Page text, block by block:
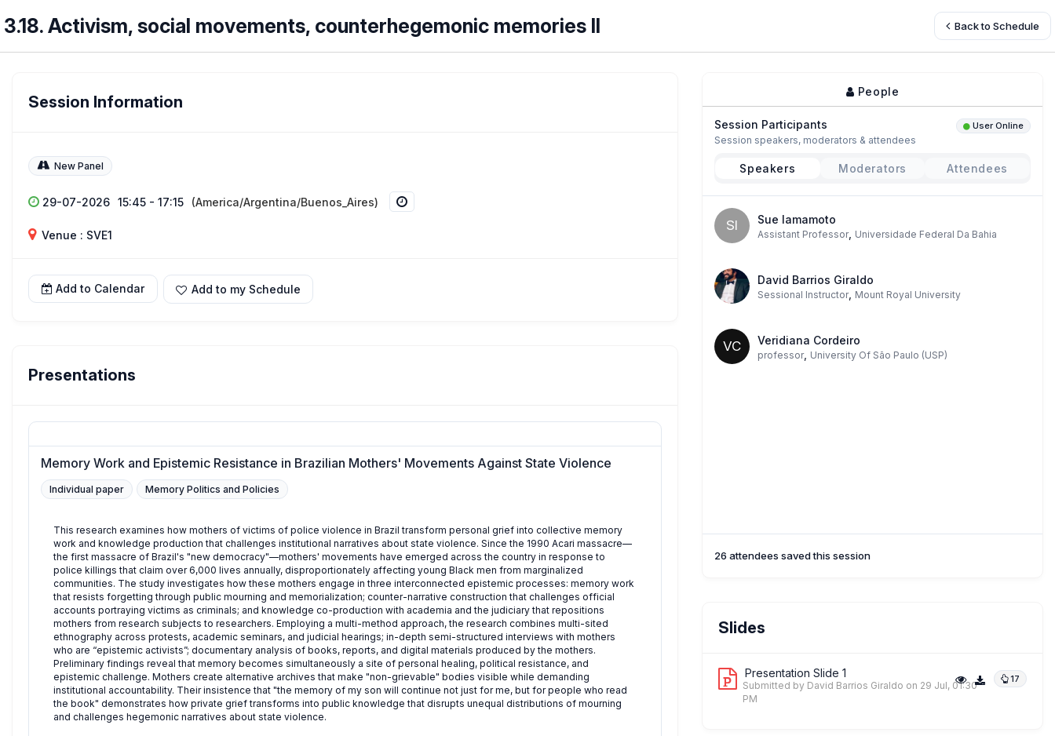
3.18. Activism, social movements, counterhegemonic memories II Back to Schedule
Session Information
New Panel
29-07-2026 15:45 - 17:15 (America/Argentina/Buenos_Aires)
Venue : SVE1
Add to Calendar Add to my Schedule
Presentations
Memory Work and Epistemic Resistance in Brazilian Mothers' Movements Against State Violence
Individual paper Memory Politics and Policies
This research examines how mothers of victims of police violence in Brazil transform personal grief into collective memory
work and knowledge production that challenges institutional narratives about state violence. Since the 1990 Acari massacre—
the first massacre of Brazil's "new democracy"—mothers' movements have emerged across the country in response to
police killings that claim over 6,000 lives annually, disproportionately affecting young Black men from marginalized
communities. The study investigates how these mothers engage in three interconnected epistemic processes: memory work
that resists forgetting through public mourning and memorialization; counter-narrative construction that challenges official
accounts portraying victims as criminals; and knowledge co-production with academia and the judiciary that repositions
mothers from research subjects to researchers. Employing a multi-method approach, the research combines multi-sited
ethnography across protests, academic seminars, and judicial hearings; in-depth semi-structured interviews with mothers
who are “epistemic activists”; documentary analysis of books, reports, and digital materials produced by the mothers.
Preliminary findings reveal that memory becomes simultaneously a site of personal healing, political resistance, and
epistemic challenge. Mothers create alternative archives that make "non-grievable" bodies visible while demanding
institutional accountability. Their insistence that "the memory of my son will continue not just for me, but for people who read
the book" demonstrates how private grief transforms into public knowledge that disrupts unequal distributions of mourning
and challenges hegemonic narratives about state violence.
People
Session Participants User Online
Session speakers, moderators & attendees
Speakers Moderators Attendees
SI Sue Iamamoto
Assistant Professor, Universidade Federal Da Bahia
David Barrios Giraldo
Sessional Instructor, Mount Royal University
VC Veridiana Cordeiro
professor, University Of São Paulo (USP)
26 attendees saved this session
Slides
Presentation Slide 1 17
Submitted by David Barrios Giraldo on 29 Jul, 01:30
PM